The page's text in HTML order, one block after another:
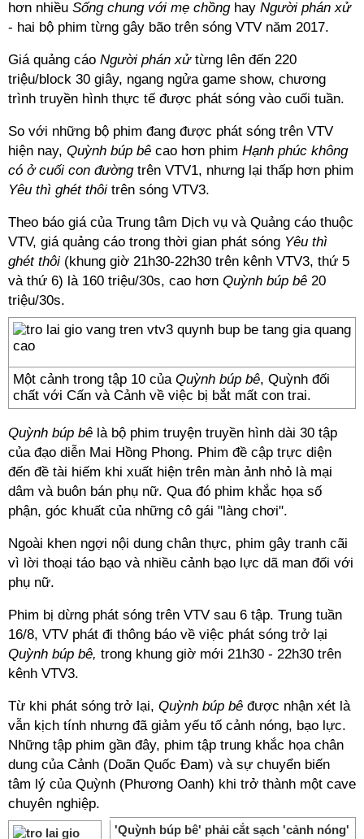
hơn nhiều Sống chung với mẹ chồnghay Người phán xử
- hai bộ phim từng gây bão trên sóng VTV năm 2017.
Giá quảng cáo Người phán xửtừng lên đến 220
triệu/block 30 giây, ngang ngửa game show, chương
trình truyền hình thực tế được phát sóng vào cuối tuần.
So với những bộ phim đang được phát sóng trên VTV
hiện nay, Quỳnh búp bê cao hơn phim Hạnh phúc không
có ở cuối con đườngtrên VTV1, nhưng lại thấp hơn phim
Yêu thì ghét thôi trên sóng VTV3.
Theo báo giá của Trung tâm Dịch vụ và Quảng cáo thuộc
VTV, giá quảng cáo trong thời gian phát sóng Yêu thì
ghét thôi (khung giờ 21h30-22h30 trên kênh VTV3, thứ 5
và thứ 6) là 160 triệu/30s, cao hơn Quỳnh búp bê 20
triệu/30s.
Một cảnh trong tập 10 của Quỳnh búp bê, Quỳnh đối
chất với Cấn và Cảnh về việc bị bắt mất con trai.
Quỳnh búp bê là bộ phim truyện truyền hình dài 30 tập
của đạo diễn Mai Hồng Phong. Phim đề cập trực diện
đến đề tài hiếm khi xuất hiện trên màn ảnh nhỏ là mại
dâm và buôn bán phụ nữ. Qua đó phim khắc họa số
phận, góc khuất của những cô gái "làng chơi".
Ngoài khen ngợi nội dung chân thực, phim gây tranh cãi
vì lời thoại táo bạo và nhiều cảnh bạo lực dã man đối với
phụ nữ.
Phim bị dừng phát sóng trên VTV sau 6 tập. Trung tuần
16/8, VTV phát đi thông báo về việc phát sóng trở lại
Quỳnh búp bê, trong khung giờ mới 21h30 - 22h30 trên
kênh VTV3.
Từ khi phát sóng trở lại, Quỳnh búp bê được nhận xét là
vẫn kịch tính nhưng đã giảm yếu tố cảnh nóng, bạo lực.
Những tập phim gần đây, phim tập trung khắc họa chân
dung của Cảnh (Doãn Quốc Đam) và sự chuyển biến
tâm lý của Quỳnh (Phương Oanh) khi trở thành một cave
chuyên nghiệp.
'Quỳnh búp bê' phải cắt sạch 'cảnh nóng'